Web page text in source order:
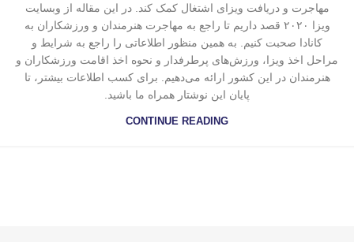
مهاجرت و دریافت ویزای اشتغال کمک کند. در این مقاله از وبسایت
ویزا ۲۰۲۰ قصد داریم تا راجع به مهاجرت هنرمندان و ورزشکاران به
کانادا صحبت کنیم. به همین منظور اطلاعاتی را راجع به شرایط و
مراحل اخذ ویزا، ورزش‌های پرطرفدار و نحوه اخذ اقامت ورزشکاران و
هنرمندان در این کشور ارائه می‌دهیم. برای کسب اطلاعات بیشتر، تا
پایان این نوشتار همراه ما باشید.
CONTINUE READING